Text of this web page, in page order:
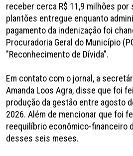
receber cerca R$ 11,9 milhões
plantões entregue enquanto
pagamento da indenização foi
Procuradoria Geral do Município
"Reconhecimento de Dívida".
Em contato com o jornal, a
Amanda Loos Agra, disse que foi
produção da gestão entre agosto
2026. Além de mencionar que foi
reequilíbrio econômico-financeiro
desses seis meses.